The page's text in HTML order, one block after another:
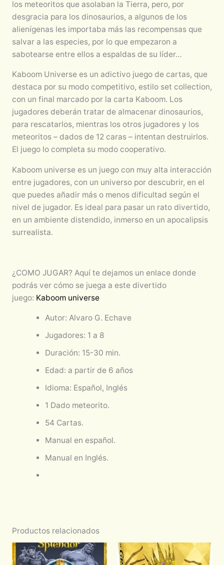
los meteoritos que asolaban la Tierra, pero, por
desgracia para los dinosaurios, a algunos de los
alienígenas les importaba más las recompensas que
salvar a las especies, por lo que empezaron a
sabotearse entre ellos a espaldas de su líder…
Kaboom Universe es un adictivo juego de cartas, que
destaca por su modo competitivo, estilo set collection,
con un final marcado por la carta Kaboom. Los
jugadores deberán tratar de almacenar dinosaurios,
para rescatarlos, mientras los otros jugadores y los
meteoritos – dados de 12 caras – intentan destruirlos.
El juego lo completa su modo cooperativo.
Kaboom universe es un juego con muy alta interacción
entre jugadores, con un universo por descubrir, en el
que puedes añadir más o menos dificultad según el
nivel de jugador. Es ideal para pasar un rato divertido,
en un ambiente distendido, inmerso en un apocalipsis
surrealista.
¿COMO JUGAR? Aquí te dejamos un enlace donde
podrás ver cómo se juega a este divertido
juego: Kaboom universe
Autor: Alvaro G. Echave
Jugadores: 1 a 8
Duración: 15-30 min.
Edad: a partir de 6 años
Idioma: Español, Inglés
1 Dado meteorito.
54 Cartas.
Manual en español.
Manual en Inglés.
Productos relacionados